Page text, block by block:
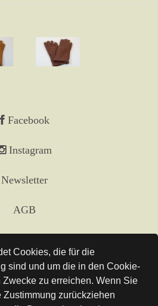
Cookies, die für die
sind und um die in den Cookie-
zu erreichen. Wenn Sie
Zustimmung zurückziehen
Facebook
Instagram
Newsletter
AGB
Versand
Links